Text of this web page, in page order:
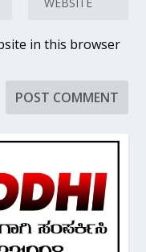
in this browser